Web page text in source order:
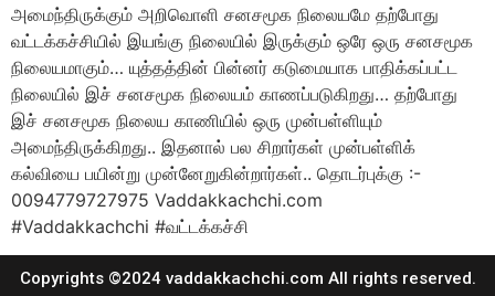
அமைந்திருக்கும் அறிவொளி சனசமூக நிலையமே தற்போது
வட்டக்கச்சியில் இயங்கு நிலையில் இருக்கும் ஒரே ஒரு சனசமூக
நிலையமாகும்… யுத்தத்தின் பின்னர் கடுமையாக பாதிக்கப்பட்ட
நிலையில் இச் சனசமூக நிலையம் காணப்படுகிறது… தற்போது
இச் சனசமூக நிலைய காணியில் ஒரு முன்பள்ளியும்
அமைந்திருக்கிறது.. இதனால் பல சிறார்கள் முன்பள்ளிக்
கல்வியை பயின்று முன்னேறுகின்றார்கள்.. தொடர்புக்கு :-
0094779727975 Vaddakkachchi.com
#Vaddakkachchi #வட்டக்கச்சி
Copyrights ©2024 vaddakkachchi.com All rights reserved.